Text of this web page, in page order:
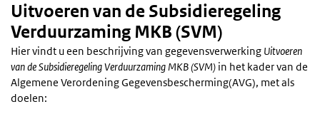
Uitvoeren van de Subsidieregeling
Verduurzaming MKB (SVM)
Hier vindt u een beschrijving van gegevensverwerking Uitvoeren
van de Subsidieregeling Verduurzaming MKB (SVM) in het kader van de
Algemene Verordening Gegevensbescherming(AVG), met als
doelen: